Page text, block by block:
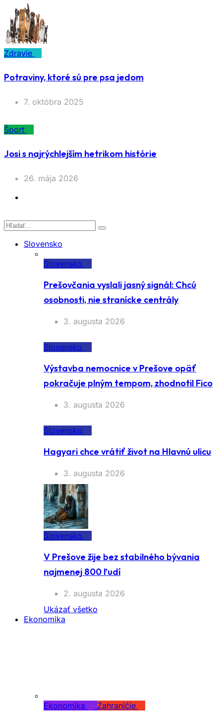
Zdravie
Potraviny, ktoré sú pre psa jedom
7. októbra 2025
Šport
Josi s najrýchlejším hetrikom histórie
26. mája 2026
Slovensko
Slovensko
Prešovčania vyslali jasný signál: Chcú
osobnosti, nie stranícke centrály
3. augusta 2026
Slovensko
Výstavba nemocnice v Prešove opäť
pokračuje plným tempom, zhodnotil Fico
3. augusta 2026
Slovensko
Hagyari chce vrátiť život na Hlavnú ulicu
3. augusta 2026
Slovensko
V Prešove žije bez stabilného bývania
najmenej 800 ľudí
2. augusta 2026
Ukázať všetko
Ekonomika
Ekonomika Zahraničie